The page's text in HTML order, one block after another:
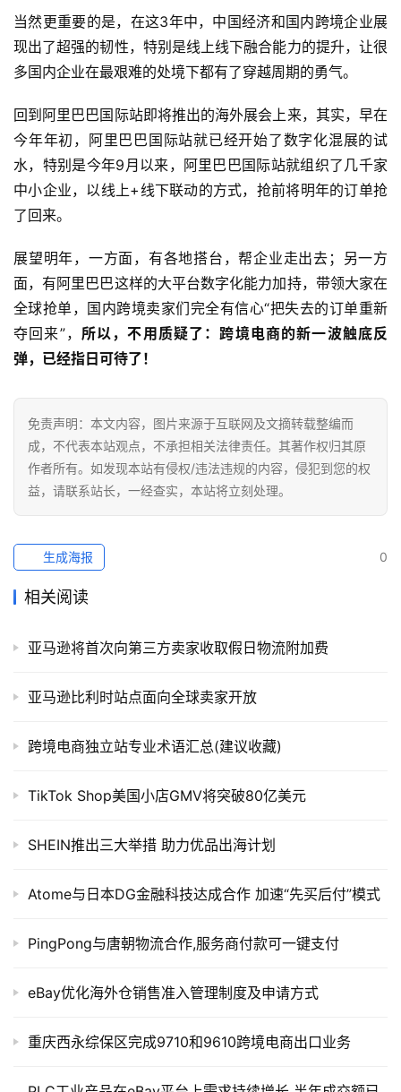
当然更重要的是，在这3年中，中国经济和国内跨境企业展
现出了超强的韧性，特别是线上线下融合能力的提升，让很
多国内企业在最艰难的处境下都有了穿越周期的勇气。
回到阿里巴巴国际站即将推出的海外展会上来，其实，早在
今年年初，阿里巴巴国际站就已经开始了数字化混展的试
水，特别是今年9月以来，阿里巴巴国际站就组织了几千家
中小企业，以线上+线下联动的方式，抢前将明年的订单抢
了回来。
展望明年，一方面，有各地搭台，帮企业走出去；另一方
面，有阿里巴巴这样的大平台数字化能力加持，带领大家在
全球抢单，国内跨境卖家们完全有信心“把失去的订单重新
夺回来”， 所以，不用质疑了：跨境电商的新一波触底反
弹，已经指日可待了！
免责声明：本文内容，图片来源于互联网及文摘转载整编而
成，不代表本站观点，不承担相关法律责任。其著作权归其原
作者所有。如发现本站有侵权/违法违规的内容，侵犯到您的权
益，请联系站长，一经查实，本站将立刻处理。
0
生成海报
相关阅读
亚马逊将首次向第三方卖家收取假日物流附加费
亚马逊比利时站点面向全球卖家开放
跨境电商独立站专业术语汇总(建议收藏)
TikTok Shop美国小店GMV将突破80亿美元
SHEIN推出三大举措 助力优品出海计划
Atome与日本DG金融科技达成合作 加速“先买后付”模式
PingPong与唐朝物流合作,服务商付款可一键支付
eBay优化海外仓销售准入管理制度及申请方式
重庆西永综保区完成9710和9610跨境电商出口业务